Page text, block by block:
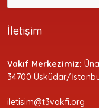
İletişim
Vakıf Merkezimiz:
34700 Üsküdar/
iletisim@t3vakfi.org